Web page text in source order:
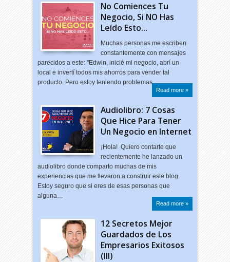
No Comiences Tu
Negocio, Si NO Has
Leído Esto...
Muchas personas me escriben
constantemente con mensajes
parecidos a este: "Edwin, inicié mi negocio, abrí un
local e invertí todos mis ahorros para vender tal
producto. Pero estoy teniendo problemas …
Read more »
Audiolibro: 7 Cosas
Que Hice Para Tener
Un Negocio en Internet
¡Hola! Quiero contarte que
recientemente he lanzado un
audiolibro donde comparto muchas de mis
experiencias que me llevaron a construir este blog.
Estoy seguro que si eres de esas personas que
alguna…
Read more »
12 Secretos Mejor
Guardados de Los
Empresarios Exitosos
(III)